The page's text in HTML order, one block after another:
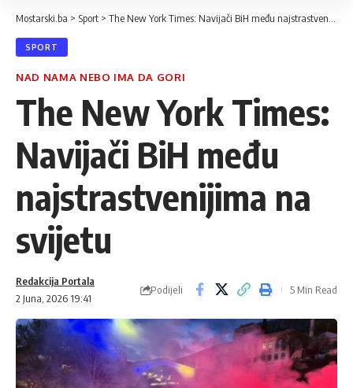
Mostarski.ba > Sport > The New York Times: Navijači BiH među najstrastvenijima na svijetu
SPORT
NAD NAMA NEBO IMA DA GORI
The New York Times:
Navijači BiH među
najstrastvenijima na
svijetu
2 Juna, 2026 19:41
Redakcija Portala
Podijeli 5 Min Read